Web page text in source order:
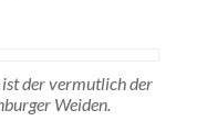
der vermutlich der
Weiden.